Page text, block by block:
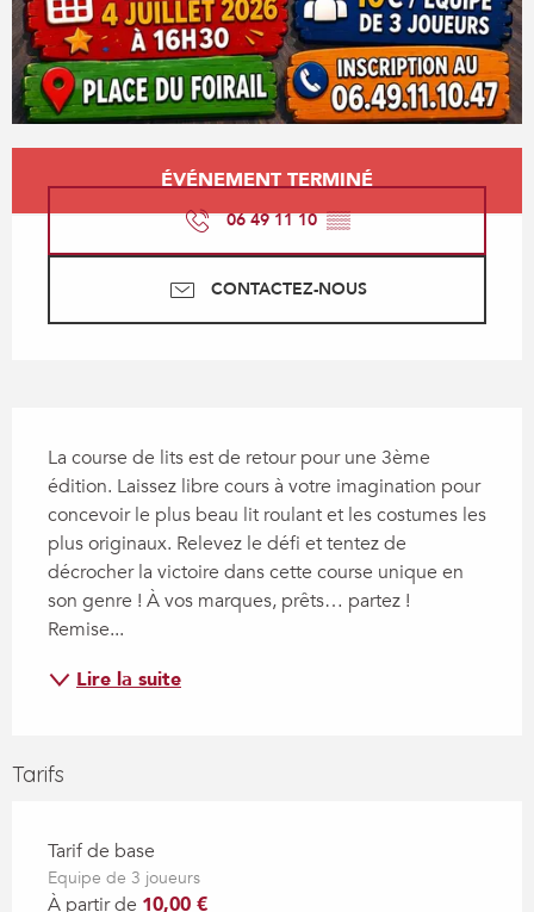
Ouverture et coordonnées
ÉVÉNEMENT TERMINÉ
06 49 11 10▒▒
CONTACTEZ-NOUS
La course de lits est de retour pour une 3ème
édition. Laissez libre cours à votre imagination pour
concevoir le plus beau lit roulant et les costumes les
plus originaux. Relevez le défi et tentez de
décrocher la victoire dans cette course unique en
son genre ! À vos marques, prêts… partez !
Remise...
Lire la suite
Tarifs
Tarif de base
Equipe de 3 joueurs
À partir de 10,00 €